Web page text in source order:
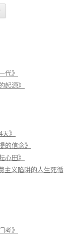
代》
起源》
》
的信念》
心田》
主义陷阱的人生死循
考》